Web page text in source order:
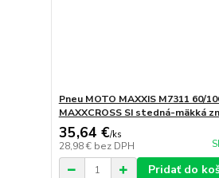
Pneu MOTO MAXXIS M7311 60/
MAXXCROSS SI stedná-mäkká
35,64 €/ks
28,98 € bez DPH
Pridať do